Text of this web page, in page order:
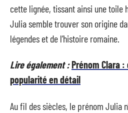
cette lignée, tissant ainsi une toile
Julia semble trouver son origine
légendes et de l’histoire romaine.
Lire également :Prénom Clara
popularité en détail
Au fil des siècles, le prénom Julia